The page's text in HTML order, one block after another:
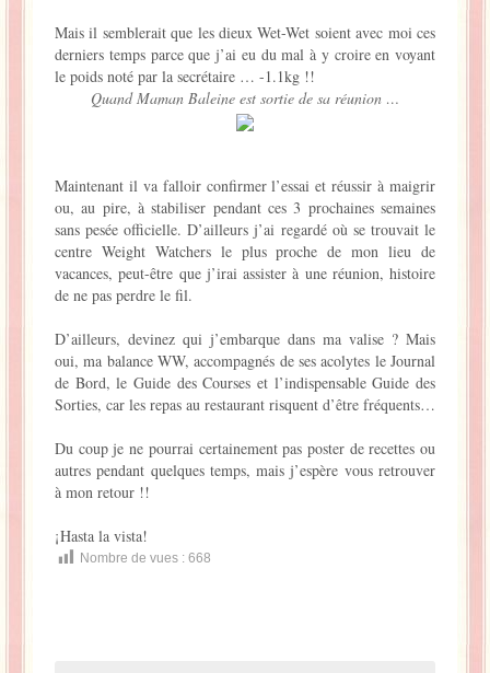
Mais il semblerait que les dieux Wet-Wet soient avec moi ces
derniers temps parce que j’ai eu du mal à y croire en voyant
le poids noté par la secrétaire … -1.1kg !!
Quand Maman Baleine est sortie de sa réunion …
Maintenant il va falloir confirmer l’essai et réussir à maigrir
ou, au pire, à stabiliser pendant ces 3 prochaines semaines
sans pesée officielle. D’ailleurs j’ai regardé où se trouvait le
centre Weight Watchers le plus proche de mon lieu de
vacances, peut-être que j’irai assister à une réunion, histoire
de ne pas perdre le fil.
D’ailleurs, devinez qui j’embarque dans ma valise ? Mais
oui, ma balance WW, accompagnés de ses acolytes le Journal
de Bord, le Guide des Courses et l’indispensable Guide des
Sorties, car les repas au restaurant risquent d’être fréquents…
Du coup je ne pourrai certainement pas poster de recettes ou
autres pendant quelques temps, mais j’espère vous retrouver
à mon retour !!
¡Hasta la vista!
Nombre de vues : 668